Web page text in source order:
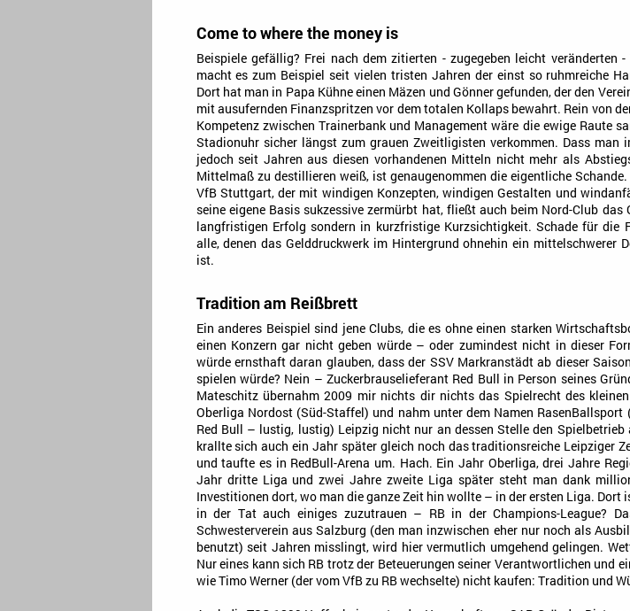
Come to where the money is
Beispiele gefällig? Frei nach dem zitierten - zugegeben leicht veränderten -
macht es zum Beispiel seit vielen tristen Jahren der einst so ruhmreiche
Dort hat man in Papa Kühne einen Mäzen und Gönner gefunden, der den
mit ausufernden Finanzspritzen vor dem totalen Kollaps bewahrt. Rein von
Kompetenz zwischen Trainerbank und Management wäre die ewige Raute
Stadionuhr sicher längst zum grauen Zweitligisten verkommen. Dass man
jedoch seit Jahren aus diesen vorhandenen Mitteln nicht mehr als
Mittelmaß zu destillieren weiß, ist genaugenommen die eigentliche
VfB Stuttgart, der mit windigen Konzepten, windigen Gestalten und
seine eigene Basis sukzessive zermürbt hat, fließt auch beim Nord-Club das
langfristigen Erfolg sondern in kurzfristige Kurzsichtigkeit. Schade für die
alle, denen das Gelddruckwerk im Hintergrund ohnehin ein mittelschwerer
ist.
Tradition am Reißbrett
Ein anderes Beispiel sind jene Clubs, die es ohne einen starken
einen Konzern gar nicht geben würde – oder zumindest nicht in dieser
würde ernsthaft daran glauben, dass der SSV Markranstädt ab dieser
spielen würde? Nein – Zuckerbrauselieferant Red Bull in Person seines
Mateschitz übernahm 2009 mir nichts dir nichts das Spielrecht des
Oberliga Nordost (Süd-Staffel) und nahm unter dem Namen RasenBallsport
Red Bull – lustig, lustig) Leipzig nicht nur an dessen Stelle den Spielbetrieb
krallte sich auch ein Jahr später gleich noch das traditionsreiche Leipziger
und taufte es in RedBull-Arena um. Hach. Ein Jahr Oberliga, drei Jahre
Jahr dritte Liga und zwei Jahre zweite Liga später steht man dank
Investitionen dort, wo man die ganze Zeit hin wollte – in der ersten Liga. Dort
in der Tat auch einiges zuzutrauen – RB in der Champions-League?
Schwesterverein aus Salzburg (den man inzwischen eher nur noch als
benutzt) seit Jahren misslingt, wird hier vermutlich umgehend gelingen.
Nur eines kann sich RB trotz der Beteuerungen seiner Verantwortlichen und
wie Timo Werner (der vom VfB zu RB wechselte) nicht kaufen: Tradition und